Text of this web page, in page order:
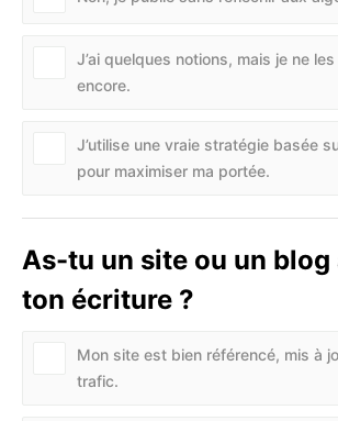
J’ai quelques notions, mais je ne
encore.
J’utilise une vraie stratégie basée
pour maximiser ma portée.
As-tu un site ou un
ton écriture ?
Mon site est bien référencé, mis à
trafic.